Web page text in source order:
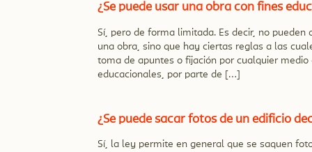
¿Se puede usar una obra con fines
Sí, pero de forma limitada. Es decir, no
una obra, sino que hay ciertas reglas a las
toma de apuntes o fijación por cualquier
educacionales, por parte de […]
¿Se puede sacar fotos de un edificio
Sí, la ley permite en general que se saquen